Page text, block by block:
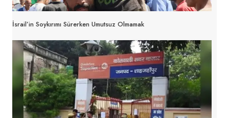
İsrail’in Soykırımı Sürerken Umutsuz Olmamak